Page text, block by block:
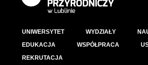
UNIWERSYTET WYDZIAŁY
EDUKACJA
WSPÓŁPRACA
REKRUTACJA